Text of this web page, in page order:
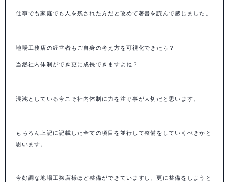
仕事でも家庭でも人を残された方だと改めて著書を読んで感じました。
地場工務店の経営者もご自身の考え方を可視化できたら？
当然社内体制ができ更に成長できますよね？
混沌としている今こそ社内体制に力を注ぐ事が大切だと思います。
もちろん上記に記載した全ての項目を並行して整備をしていくべきかと
思います。
今好調な地場工務店様ほど整備ができていますし、更に整備をしようと